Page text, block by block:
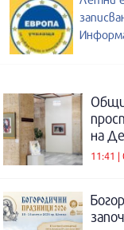
на
11:41 |